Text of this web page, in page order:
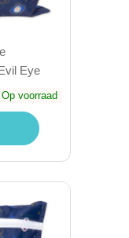
Eye
Op voorraad